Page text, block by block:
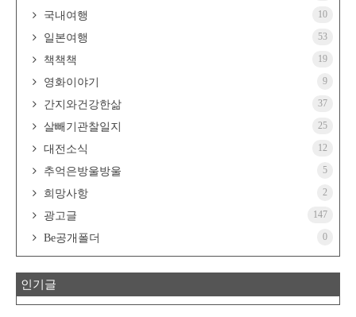
국내여행 10
일본여행 53
책책책 19
영화이야기 9
간지와건강한삶 37
살빼기관찰일지 25
대전소식 12
추억은방울방울 5
희망사항 2
광고글 147
Be공개폴더 0
인기글